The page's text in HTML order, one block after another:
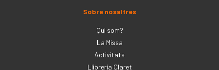
Sobre nosaltres
Qui som?
La Missa
Activitats
Llibreria Claret